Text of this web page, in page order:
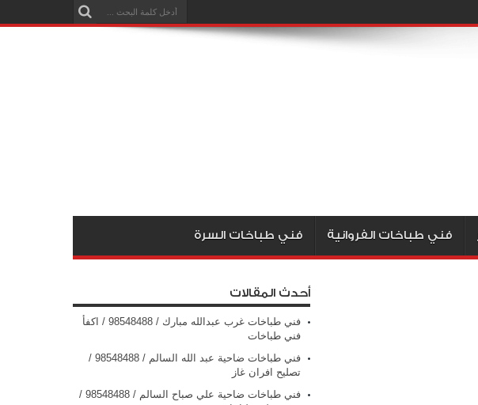
فني طباخات الفروانية فني طباخات السرة
أحدث المقالات
فني طباخات غرب عبدالله مبارك / 98548488 / اكفأ
فني طباخات
فني طباخات ضاحية عبد الله السالم / 98548488 /
تصليح افران غاز
فني طباخات ضاحية علي صباح السالم / 98548488 /